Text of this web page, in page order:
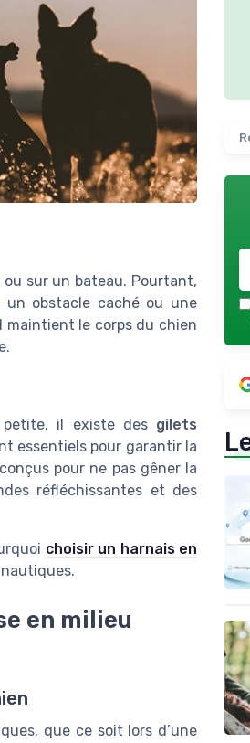
ou sur un bateau. Pourtant,
un obstacle caché ou une
maintient le corps du chien
il existe des gilets
essentiels pour garantir la
pour ne pas gêner la
réfléchissantes et des
choisir un harnais en
en milieu
que ce soit lors d’une